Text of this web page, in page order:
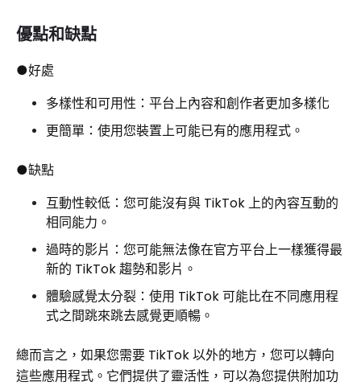
優點和缺點
●好處
多樣性和可用性：平台上內容和創作者更加多樣化
更簡單：使用您裝置上可能已有的應用程式。
●缺點
互動性較低：您可能沒有與 TikTok 上的內容互動的
相同能力。
過時的影片：您可能無法像在官方平台上一樣獲得最
新的 TikTok 趨勢和影片。
體驗感覺太分裂：使用 TikTok 可能比在不同應用程
式之間跳來跳去感覺更順暢。
總而言之，如果您需要 TikTok 以外的地方，您可以轉向
這些應用程式。它們提供了靈活性，可以為您提供附加功